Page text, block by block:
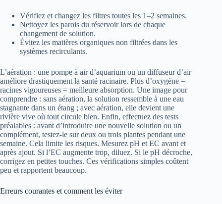
Vérifiez et changez les filtres toutes les 1–2 semaines.
Nettoyez les parois du réservoir lors de chaque
changement de solution.
Évitez les matières organiques non filtrées dans les
systèmes recirculants.
L’aération : une pompe à air d’aquarium ou un diffuseur d’air
améliore drastiquement la santé racinaire. Plus d’oxygène =
racines vigoureuses = meilleure absorption. Une image pour
comprendre : sans aération, la solution ressemble à une eau
stagnante dans un étang ; avec aération, elle devient une
rivière vive où tout circule bien. Enfin, effectuez des tests
préalables : avant d’introduire une nouvelle solution ou un
complément, testez-le sur deux ou trois plantes pendant une
semaine. Cela limite les risques. Mesurez pH et EC avant et
après ajout. Si l’EC augmente trop, diluez. Si le pH décroche,
corrigez en petites touches. Ces vérifications simples coûtent
peu et rapportent beaucoup.
Erreurs courantes et comment les éviter